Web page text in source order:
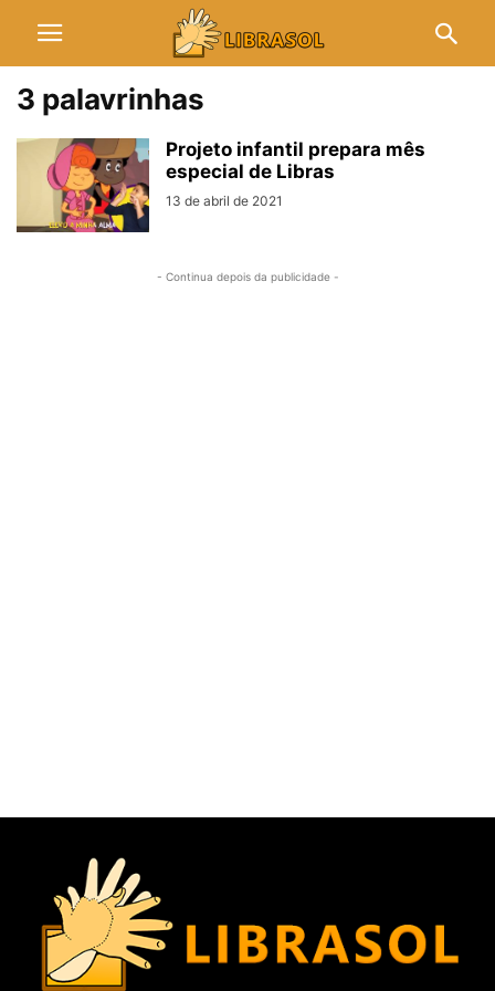
3 palavrinhas
Projeto infantil prepara mês
especial de Libras
13 de abril de 2021
- Continua depois da publicidade -